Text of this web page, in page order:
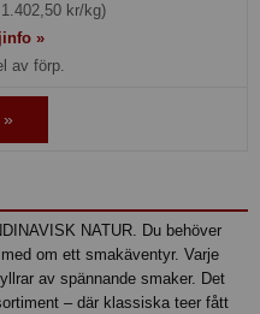
kr/kg)
»
av förp.
»
NATUR. Du behöver
om ett smakäventyr. Varje
av spännande smaker. Det
– där klassiska teer fått